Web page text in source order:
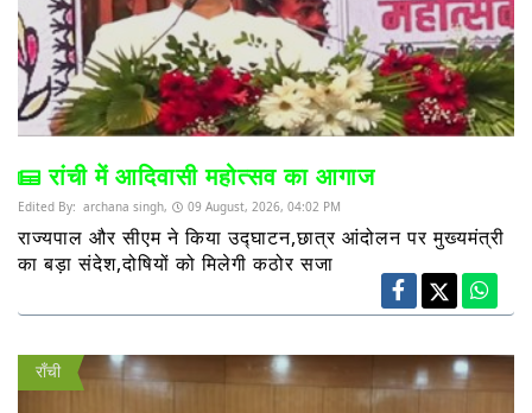
रांची में आदिवासी महोत्सव का आगाज
Edited By: archana singh, 09 August, 2026, 04:02 PM
राज्यपाल और सीएम ने किया उद्घाटन,छात्र आंदोलन पर मुख्यमंत्री
का बड़ा संदेश,दोषियों को मिलेगी कठोर सजा
राँची